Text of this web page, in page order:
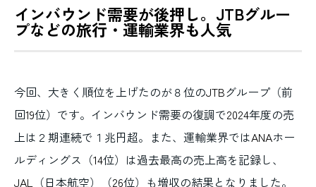
インバウンド需要が後押し。JTBグルー
プなどの旅行・運輸業界も人気
今回、大きく順位を上げたのが８位のJTBグループ（前
回19位）です。インバウンド需要の復調で2024年度の売
上は２期連続で１兆円超。また、運輸業界ではANAホー
ルディングス（14位）は過去最高の売上高を記録し、
JAL （日本航空）（26位）も増収の結果となりました。